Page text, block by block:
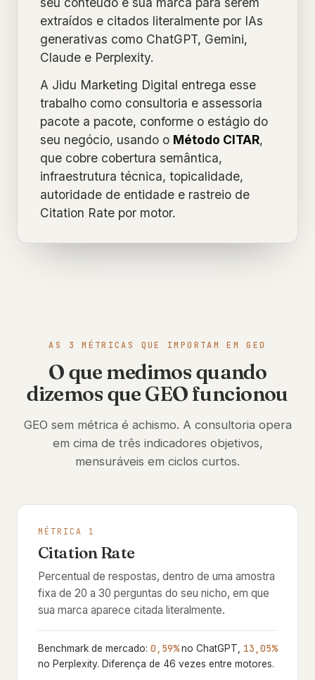
extraídos e citados literalmente por IAs
generativas como ChatGPT, Gemini,
Claude e Perplexity.
A Jidu Marketing Digital entrega esse
trabalho como consultoria e assessoria
pacote a pacote, conforme o estágio do
seu negócio, usando o Método CITAR,
que cobre cobertura semântica,
infraestrutura técnica, topicalidade,
autoridade de entidade e rastreio de
Citation Rate por motor.
AS 3 MÉTRICAS QUE IMPORTAM EM GEO
O que medimos quando
dizemos que GEO funcionou
GEO sem métrica é achismo. A consultoria opera
em cima de três indicadores objetivos,
mensuráveis em ciclos curtos.
MÉTRICA 1
Citation Rate
Percentual de respostas, dentro de uma amostra
fixa de 20 a 30 perguntas do seu nicho, em que
sua marca aparece citada literalmente.
Benchmark de mercado: 0,59%no ChatGPT, 13,05%
no Perplexity. Diferença de 46 vezes entre motores.